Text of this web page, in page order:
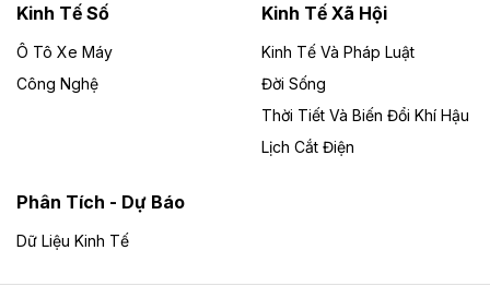
Đồng Nai cho thuê gần 59 ha đất làm khu
công nghiệp ở Long Thành
UBND TP Đồng Nai cho Công ty Amata thuê gần 59 ha
đất để đầu tư khu công nghiệp công nghệ cao Long
Đề xuất hỗ trợ 20.000 tỷ đồng làm cao tốc
Thái Nguyên - Lạng Sơn
Kinh Tế Số
Ô Tô Xe Máy
Công Nghệ
Kinh Tế Xã Hội
Kinh Tế Và Pháp Luật
Đời Sống
Thời Tiết Và Biến Đổi Khí Hậu
Lịch Cắt Điện
Phân Tích - Dự Báo
Dữ Liệu Kinh Tế